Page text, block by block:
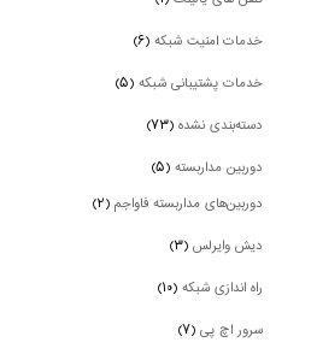
خدمات امنیت شبکه(۶)
خدمات پشتیبانی شبکه(۵)
دسته‌بندی نشده(۷۳)
دوربین‌ مداربسته(۵)
دوربین‌های مداربسته فاواجم(۲)
دیش وایرلس(۳)
راه اندازی شبکه(۱۰)
سرور اچ پی(۷)